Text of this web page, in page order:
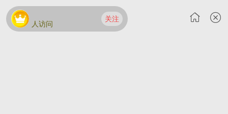
人访问
关注